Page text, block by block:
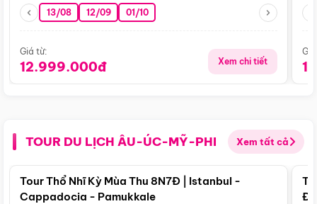
13/08 12/09 01/10
Giá từ:
12.999.000đ Xem chi tiết
TOUR DU LỊCH ÂU-ÚC-MỸ-PHI Xem tất cả
Điểm nổi bật
Tour Thổ Nhĩ Kỳ Mùa Thu 8N7Đ | Istanbul -
Cappadocia - Pamukkale